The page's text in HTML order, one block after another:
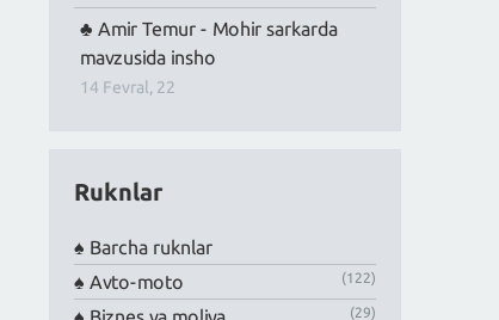
Amir Temur - Mohir sarkarda
mavzusida insho
14 Fevral, 22
Ruknlar
Barcha ruknlar
Avto-moto
(122)
(29)